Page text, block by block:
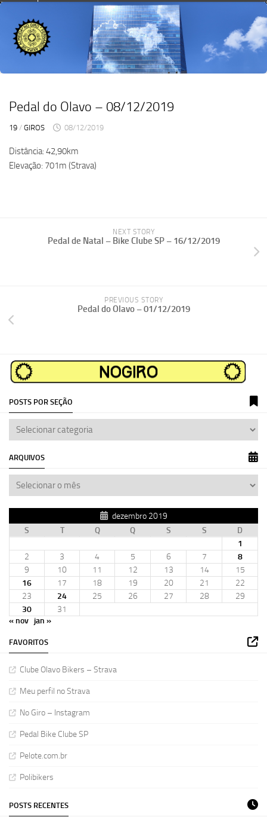
Skip
content
Pedal do Olavo – 08/12/2019
19 / GIROS 08/12/2019
Distância: 42,90km
Elevação: 701m (Strava)
NEXT STORY
Pedal de Natal – Bike Clube SP – 16/12/2019
PREVIOUS STORY
Pedal do Olavo – 01/12/2019
POSTS POR SEÇÃO
ARQUIVOS
dezembro 2019
S
T Q Q S S
D
1
2
3 4 5 6 7
8
9
10 11 12 13 14
15
16
17 18 19 20 21
22
23
24 25 26 27 28
29
30
31
« nov jan »
FAVORITOS
Clube Olavo Bikers – Strava
Meu perfil no Strava
No Giro – Instagram
Pedal Bike Clube SP
Pelote.com.br
Polibikers
POSTS RECENTES